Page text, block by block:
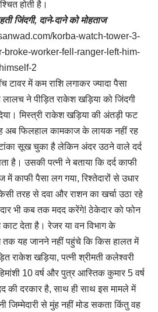
होती है।
जिंदगी, दाने-दाने को मोहताज
korba-watch-tower-3-
broke-worker-fell-ranger-left-him-
2
टावर में कम राशि लगाकर ज्यादा पैसा
ने पीड़ित राकेश खड़िया को जिंदगी
मिस्त्री राकेश खड़िया की अंतड़ी फट
अब फिलहाल कामकाज के लायक नहीं रह
सूख चुका है लेकिन अंदर उठने वाले दर्द
है। उसकी पत्नी ने बताया कि दर्द काफी
में काफी पैसा लग गया, रिश्तेदारों से उधार
तरह से दवा और राशन का खर्चा उठा रहे
भी कब तक मदद करेंगे! ठेकेदार को फोन
देता है। रेजर या वन विभाग के
यह जानने नहीं पहुंचे कि किस हालत में
राकेश खड़िया, पत्नी श्रीमती कलेश्वरी
10 वर्ष और पुत्र आस्तिक कुमार 5 वर्ष
की दरकार है, साथ ही साथ इस मामले में
जिम्मेदारी से मुंह नहीं मोड सकता किंतु वह